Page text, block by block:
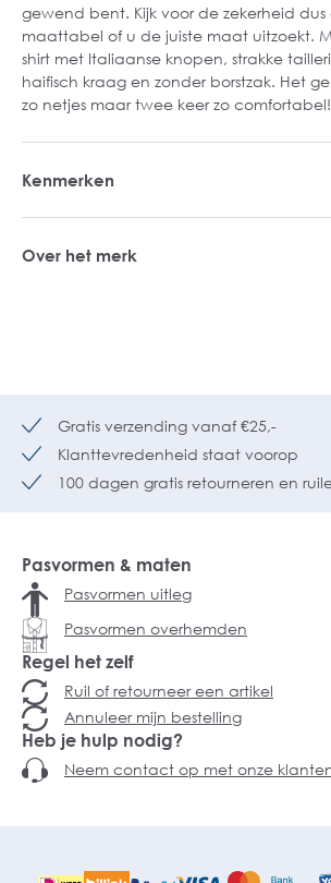
gewend bent. Kijk voor de zekerheid
maattabel of u de juiste maat uitzoekt.
shirt met Italiaanse knopen, strakke
haifisch kraag en zonder borstzak. Het
zo netjes maar twee keer zo comfortabel!
Kenmerken
Over het merk
Gratis verzending vanaf €25,-
Klanttevredenheid staat voorop
100 dagen gratis retourneren en
Pasvormen & maten
Pasvormen uitleg
Pasvormen overhemden
Regel het zelf
Ruil of retourneer een artikel
Annuleer mijn bestelling
Heb je hulp nodig?
Neem contact op met onze